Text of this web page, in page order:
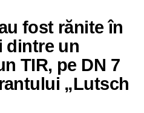
fost rănite în
dintre un
TIR, pe DN 7
„Lutsch